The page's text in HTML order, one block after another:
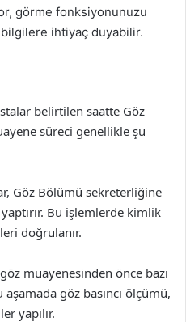
görme fonksiyonunuzu
ihtiyaç duyabilir.
belirtilen saatte Göz
süreci genellikle şu
Göz Bölümü sekreterliğine
Bu işlemlerde kimlik
doğrulanır.
muayenesinden önce bazı
göz basıncı ölçümü,
yapılır.